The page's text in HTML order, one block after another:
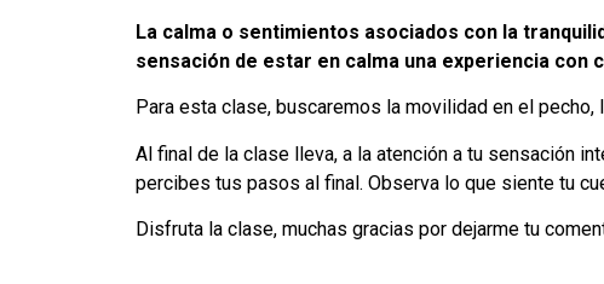
La calma o sentimientos asociados con la
sensación de estar en calma una experiencia
Para esta clase, buscaremos la movilidad en el
Al final de la clase lleva, a la atención a tu sensación
percibes tus pasos al final. Observa lo que siente tu
Disfruta la clase, muchas gracias por dejarme tu